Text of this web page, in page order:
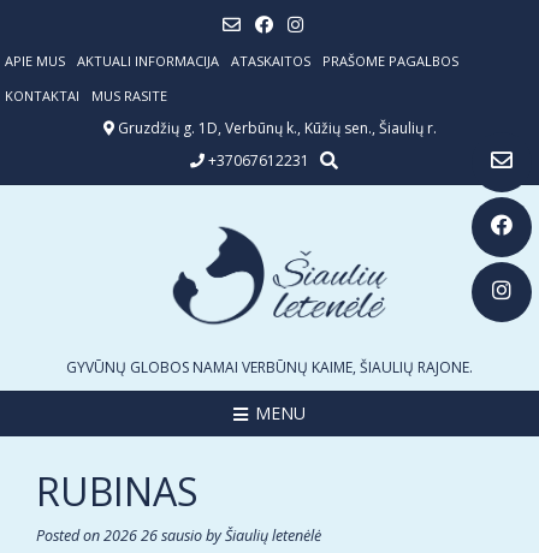
content
APIE MUS AKTUALI INFORMACIJA ATASKAITOS
PRAŠOME PAGALBOS
KONTAKTAI
MUS RASITE
Gruzdžių g. 1D, Verbūnų k., Kūžių sen., Šiaulių r.
+37067612231
GYVŪNŲ GLOBOS NAMAI VERBŪNŲ KAIME, ŠIAULIŲ RAJONE.
MENU
RUBINAS
Posted on2026 26 sausiobyŠiaulių letenėlė